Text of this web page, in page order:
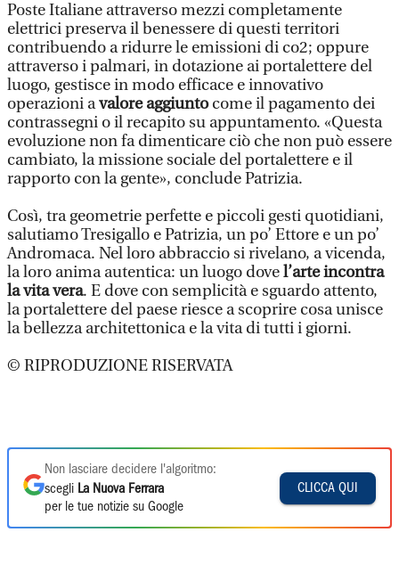
Poste Italiane attraverso mezzi completamente
elettrici preserva il benessere di questi territori
contribuendo a ridurre le emissioni di co2; oppure
attraverso i palmari, in dotazione ai portalettere del
luogo, gestisce in modo efficace e innovativo
operazioni avalore aggiuntocome il pagamento dei
contrassegni o il recapito su appuntamento. «Questa
evoluzione non fa dimenticare ciò che non può essere
cambiato, la missione sociale del portalettere e il
rapporto con la gente», conclude Patrizia.
Così, tra geometrie perfette e piccoli gesti quotidiani,
salutiamo Tresigallo e Patrizia, un po’ Ettore e un po’
Andromaca. Nel loro abbraccio si rivelano, a vicenda,
la loro anima autentica: un luogo dovel’arte incontra
la vita vera. E dove con semplicità e sguardo attento,
la portalettere del paese riesce a scoprire cosa unisce
la bellezza architettonica e la vita di tutti i giorni.
© RIPRODUZIONE RISERVATA
Non lasciare decidere l'algoritmo:
scegli La Nuova Ferrara
per le tue notizie su Google
CLICCA QUI